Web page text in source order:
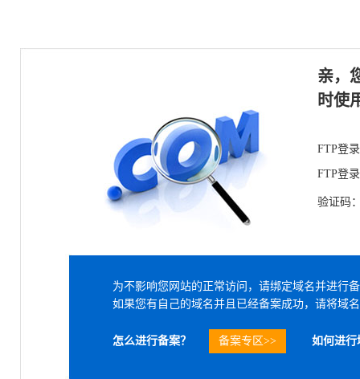
亲，
时使
FTP登
FTP登
验证码
为不影响您网站的正常访问，请绑定域名并进行
如果您有自己的域名并且已经备案成功，请将域
备案专区>> 如何进行
怎么进行备案？